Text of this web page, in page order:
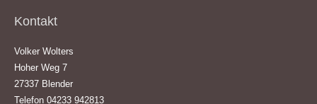
Kontakt
Volker Wolters
Hoher Weg 7
27337 Blender
Telefon 04233 942813